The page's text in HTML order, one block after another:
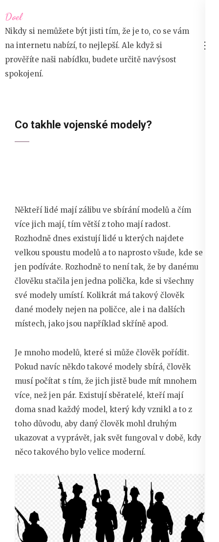
na
obsah
(stiskněte
Enter)
Doel
Nikdy si nemůžete být jisti tím, že je to, co se vám
na internetu nabízí, to nejlepší. Ale když si
prověříte naši nabídku, budete určitě navýsost
spokojení.
Co takhle vojenské modely?
Někteří lidé mají zálibu ve sbírání modelů a čím
více jich mají, tím větší z toho mají radost.
Rozhodně dnes existují lidé u kterých najdete
velkou spoustu modelů a to naprosto všude, kde se
jen podíváte. Rozhodně to není tak, že by danému
člověku stačila jen jedna polička, kde si všechny
své modely umístí. Kolikrát má takový člověk
dané modely nejen na poličce, ale i na dalších
místech, jako jsou například skříně apod.
Je mnoho modelů, které si může člověk pořídit.
Pokud navíc někdo takové modely sbírá, člověk
musí počítat s tím, že jich jistě bude mít mnohem
více, než jen pár. Existují sběratelé, kteří mají
doma snad každý model, který kdy vznikl a to z
toho důvodu, aby daný člověk mohl druhým
ukazovat a vyprávět, jak svět fungoval v době, kdy
něco takového bylo velice moderní.